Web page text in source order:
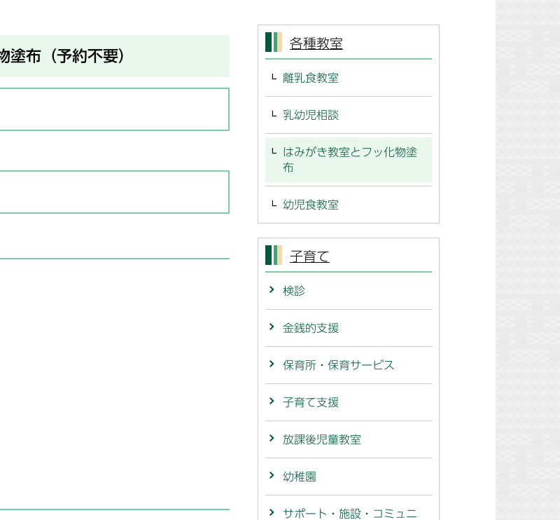
布（予約不要）
各種教室
離乳食教室
乳幼児相談
はみがき教室とフッ化物塗
布
幼児食教室
子育て
検診
金銭的支援
保育所・保育サービス
子育て支援
放課後児童教室
幼稚園
サポート・施設・コミュニ